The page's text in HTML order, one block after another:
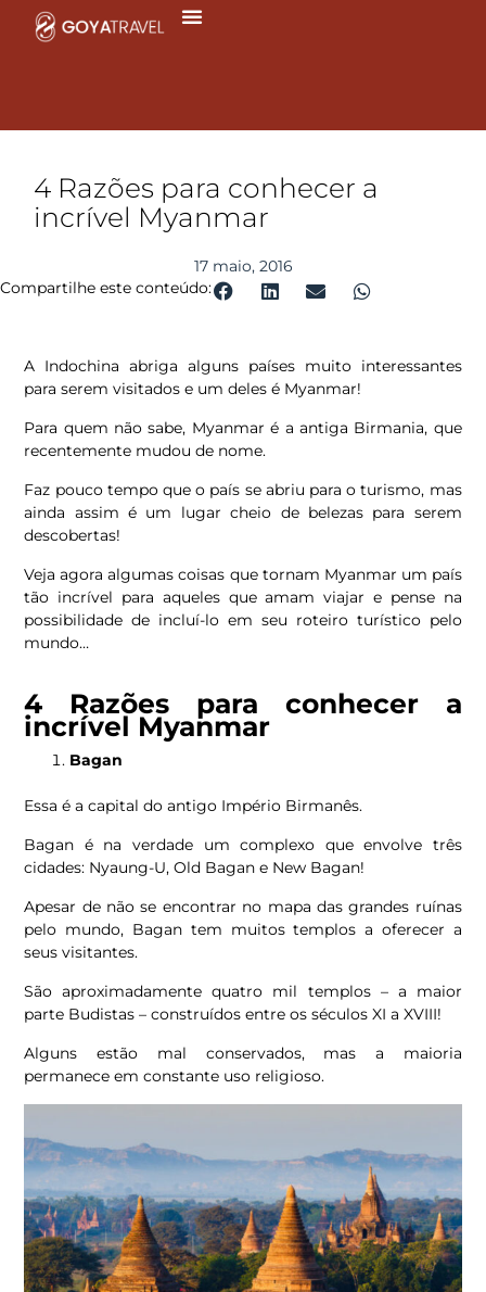
4 Razões para conhecer a
incrível Myanmar
17 maio, 2016
Compartilhe este conteúdo:
A Indochina abriga alguns países muito interessantes
para serem visitados e um deles é Myanmar!
Para quem não sabe, Myanmar é a antiga Birmania, que
recentemente mudou de nome.
Faz pouco tempo que o país se abriu para o turismo, mas
ainda assim é um lugar cheio de belezas para serem
descobertas!
Veja agora algumas coisas que tornam Myanmar um país
tão incrível para aqueles que amam viajar e pense na
possibilidade de incluí-lo em seu roteiro turístico pelo
mundo…
4 Razões para conhecer a
incrível Myanmar
Bagan
Essa é a capital do antigo Império Birmanês.
Bagan é na verdade um complexo que envolve três
cidades: Nyaung-U, Old Bagan e New Bagan!
Apesar de não se encontrar no mapa das grandes ruínas
pelo mundo, Bagan tem muitos templos a oferecer a
seus visitantes.
São aproximadamente quatro mil templos – a maior
parte Budistas – construídos entre os séculos XI a XVIII!
Alguns estão mal conservados, mas a maioria
permanece em constante uso religioso.